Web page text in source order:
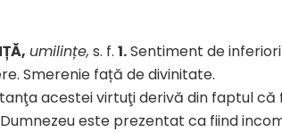
umilințe, s. f. 1.Sentiment de
Smerenie față de divinitate.
acesteivirtuţiderivă din faptul că
Dumnezeu este prezentat ca fiind